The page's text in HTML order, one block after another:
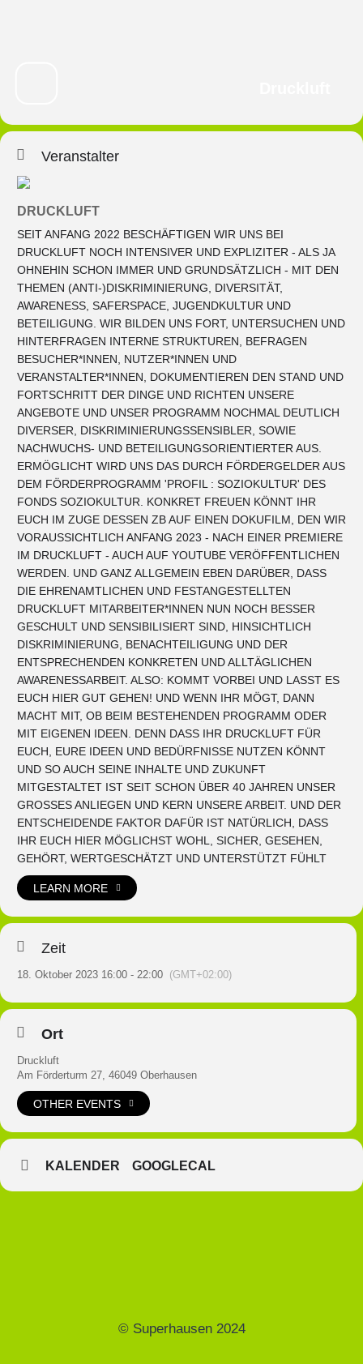
Veranstalter
DRUCKLUFT
SEIT ANFANG 2022 BESCHÄFTIGEN WIR UNS BEI
DRUCKLUFT NOCH INTENSIVER UND EXPLIZITER - ALS JA
OHNEHIN SCHON IMMER UND GRUNDSÄTZLICH - MIT DEN
THEMEN (ANTI-)DISKRIMINIERUNG, DIVERSITÄT,
AWARENESS, SAFERSPACE, JUGENDKULTUR UND
BETEILIGUNG. WIR BILDEN UNS FORT, UNTERSUCHEN UND
HINTERFRAGEN INTERNE STRUKTUREN, BEFRAGEN
BESUCHER*INNEN, NUTZER*INNEN UND
VERANSTALTER*INNEN, DOKUMENTIEREN DEN STAND UND
FORTSCHRITT DER DINGE UND RICHTEN UNSERE
ANGEBOTE UND UNSER PROGRAMM NOCHMAL DEUTLICH
DIVERSER, DISKRIMINIERUNGSSENSIBLER, SOWIE
NACHWUCHS- UND BETEILIGUNGSORIENTIERTER AUS.
ERMÖGLICHT WIRD UNS DAS DURCH FÖRDERGELDER AUS
DEM FÖRDERPROGRAMM 'PROFIL : SOZIOKULTUR' DES
FONDS SOZIOKULTUR. KONKRET FREUEN KÖNNT IHR
EUCH IM ZUGE DESSEN ZB AUF EINEN DOKUFILM, DEN WIR
VORAUSSICHTLICH ANFANG 2023 - NACH EINER PREMIERE
IM DRUCKLUFT - AUCH AUF YOUTUBE VERÖFFENTLICHEN
WERDEN. UND GANZ ALLGEMEIN EBEN DARÜBER, DASS
DIE EHRENAMTLICHEN UND FESTANGESTELLTEN
DRUCKLUFT MITARBEITER*INNEN NUN NOCH BESSER
GESCHULT UND SENSIBILISIERT SIND, HINSICHTLICH
DISKRIMINIERUNG, BENACHTEILIGUNG UND DER
ENTSPRECHENDEN KONKRETEN UND ALLTÄGLICHEN
AWARENESSARBEIT. ALSO: KOMMT VORBEI UND LASST ES
EUCH HIER GUT GEHEN! UND WENN IHR MÖGT, DANN
MACHT MIT, OB BEIM BESTEHENDEN PROGRAMM ODER
MIT EIGENEN IDEEN. DENN DASS IHR DRUCKLUFT FÜR
EUCH, EURE IDEEN UND BEDÜRFNISSE NUTZEN KÖNNT
UND SO AUCH SEINE INHALTE UND ZUKUNFT
MITGESTALTET IST SEIT SCHON ÜBER 40 JAHREN UNSER
GROSSES ANLIEGEN UND KERN UNSERE ARBEIT. UND DER
ENTSCHEIDENDE FAKTOR DAFÜR IST NATÜRLICH, DASS
IHR EUCH HIER MÖGLICHST WOHL, SICHER, GESEHEN,
GEHÖRT, WERTGESCHÄTZT UND UNTERSTÜTZT FÜHLT
LEARN MORE
Zeit
18. Oktober 2023 16:00 - 22:00 (GMT+02:00)
Ort
Druckluft
Am Förderturm 27, 46049 Oberhausen
OTHER EVENTS
KALENDER GOOGLECAL
© Superhausen 2024